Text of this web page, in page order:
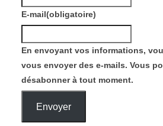
E-mail(obligatoire)
En envoyant vos informations,
vous envoyer des e-mails. Vous
désabonner à tout moment.
Envoyer